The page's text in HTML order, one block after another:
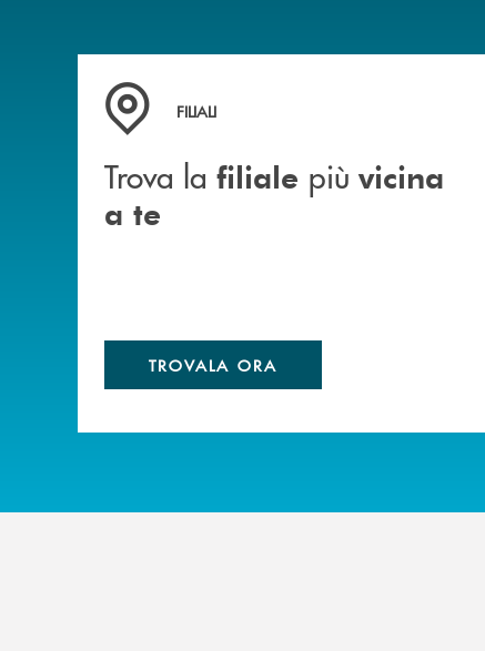
Trova la filiale&nbsp; più vicina a te
FILIALI
Trova la filiale più vicina
a te
TROVALA ORA